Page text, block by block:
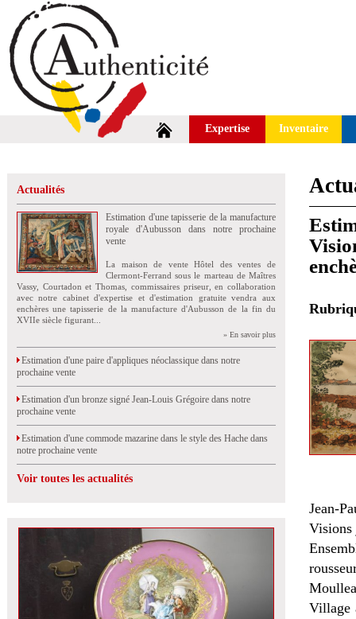
Expertise Inventaire
Actualités
Estimation d'une tapisserie de la manufacture
royale d'Aubusson dans notre prochaine
vente
La maison de vente Hôtel des ventes de
Clermont-Ferrand sous le marteau de Maîtres
Vassy, Courtadon et Thomas, commissaires priseur, en collaboration
avec notre cabinet d'expertise et d'estimation gratuite vendra aux
enchères une tapisserie de la manufacture d'Aubusson de la fin du
XVIIe siècle figurant...
» En savoir plus
Estimation d'une paire d'appliques néoclassique dans notre
prochaine vente
Estimation d'un bronze signé Jean-Louis Grégoire dans notre
prochaine vente
Estimation d'une commode mazarine dans le style des Hache dans
notre prochaine vente
Voir toutes les actualités
Jean-
Visions
Village